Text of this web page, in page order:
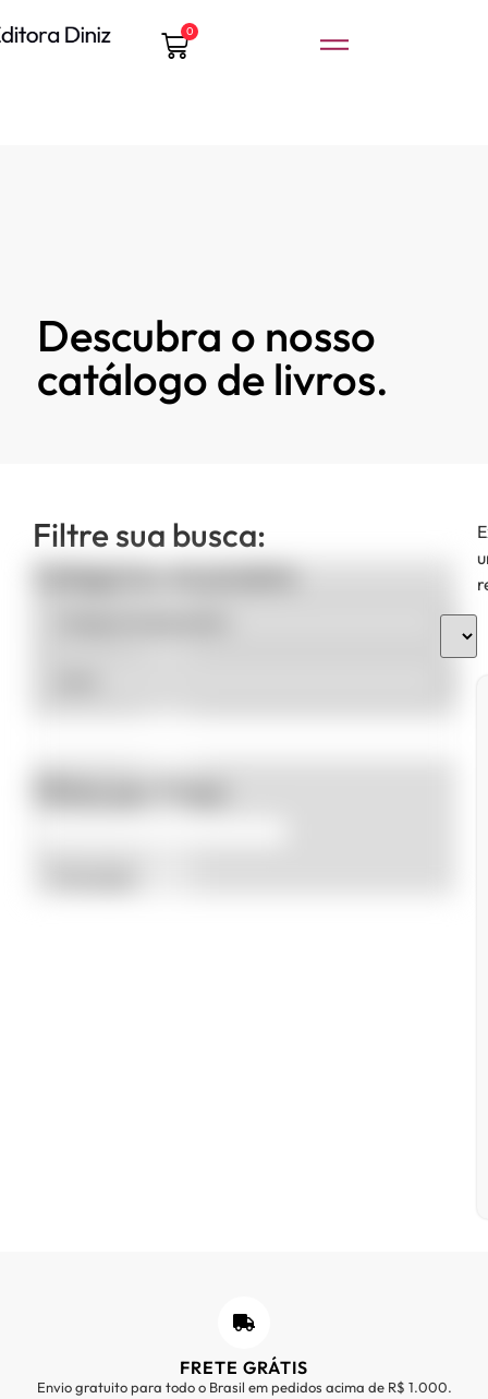
0
Descubra o nosso
catálogo de livros.
Filtre sua busca:
Categorias de produto
FRETE GRÁTIS
Envio gratuito para todo o Brasil em pedidos acima de R$ 1.000.